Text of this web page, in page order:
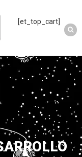
[et_top_cart]